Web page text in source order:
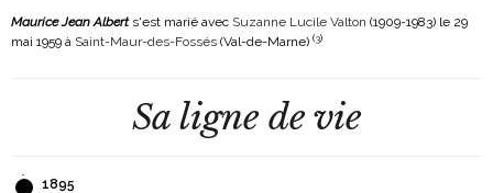
Maurice Jean Alberts'est marié avec Suzanne Lucile Valton (1909-1983) le 29
mai 1959 à Saint-Maur-des-Fossés (Val-de-Marne) (3)
Sa ligne de vie
1895